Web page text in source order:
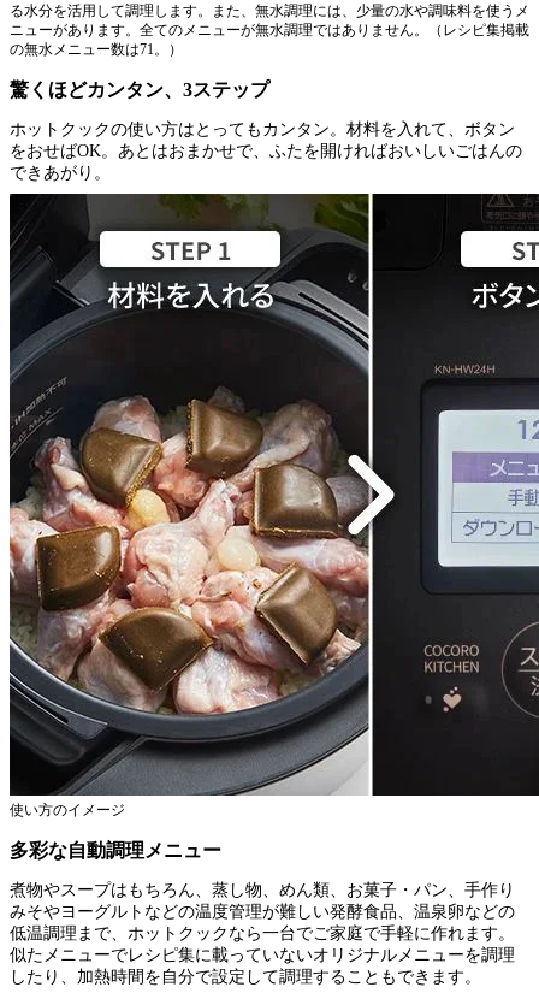
る水分を活用して調理します。また、無水調理には、少量の水や調味料を使うメ
ニューがあります。全てのメニューが無水調理ではありません。（レシピ集掲載
の無水メニュー数は71。）
驚くほどカンタン、3ステップ
ホットクックの使い方はとってもカンタン。材料を入れて、ボタン
をおせばOK。あとはおまかせで、ふたを開ければおいしいごはんの
できあがり。
使い方のイメージ
多彩な自動調理メニュー
煮物やスープはもちろん、蒸し物、めん類、お菓子・パン、手作り
みそやヨーグルトなどの温度管理が難しい発酵食品、温泉卵などの
低温調理まで、ホットクックなら一台でご家庭で手軽に作れます。
似たメニューでレシピ集に載っていないオリジナルメニューを調理
したり、加熱時間を自分で設定して調理することもできます。